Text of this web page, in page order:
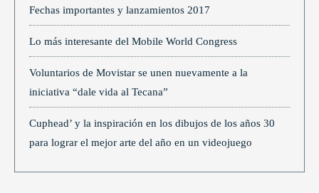
Fechas importantes y lanzamientos 2017
Lo más interesante del Mobile World Congress
Voluntarios de Movistar se unen nuevamente a la
iniciativa “dale vida al Tecana”
Cuphead’ y la inspiración en los dibujos de los años 30
para lograr el mejor arte del año en un videojuego